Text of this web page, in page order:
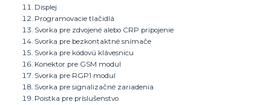
Displej
Programovacie tlačidlá
Svorka pre zdvojené alebo CRP pripojenie
Svorka pre bezkontaktné snímače
Svorka pre kódovú klávesnicu
Konektor pre GSM modul
Svorka pre RGP1 modul
Svorka pre signalizačné zariadenia
Poistka pre príslušenstvo